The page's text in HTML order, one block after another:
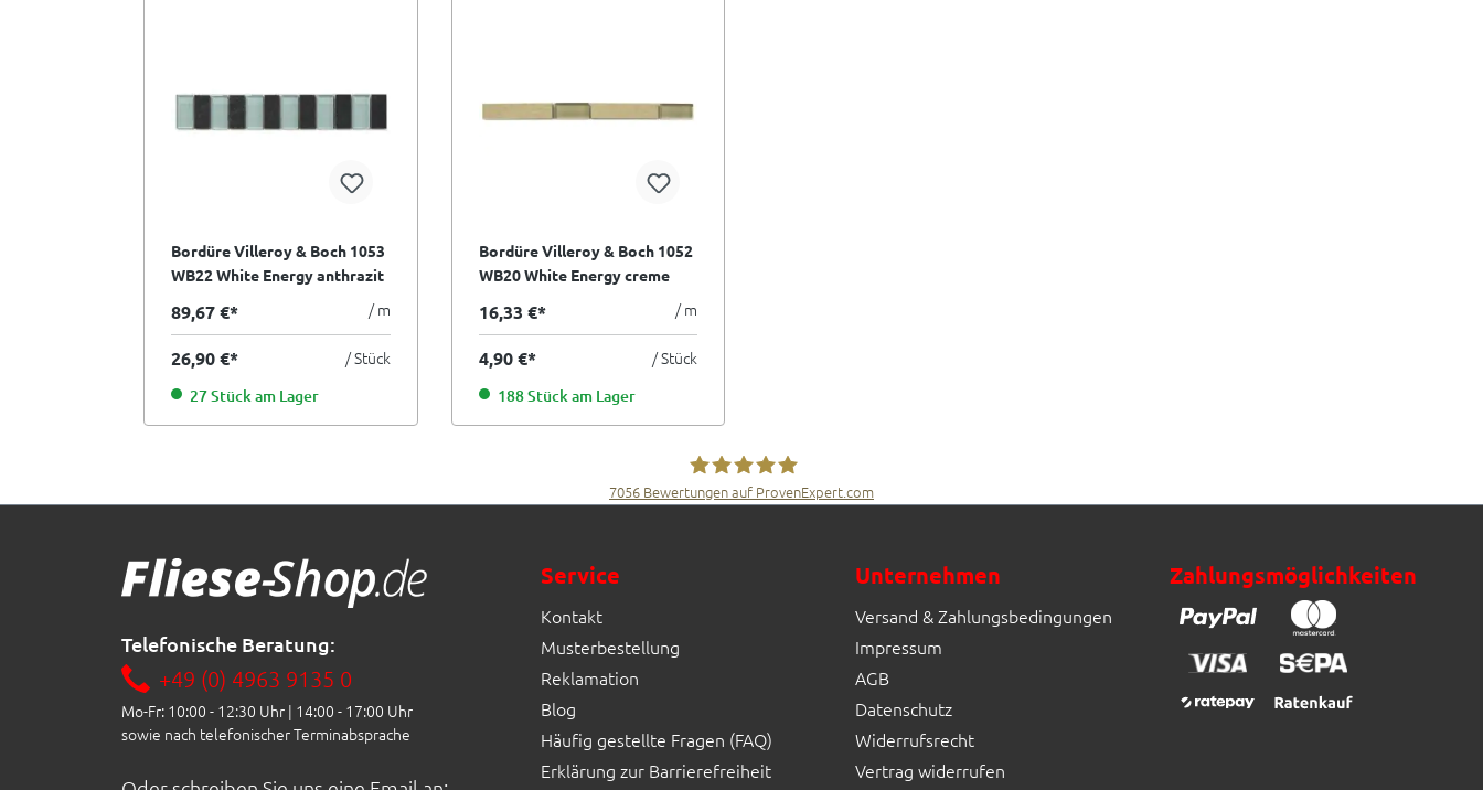
Bordüre Villeroy & Boch 1053
WB22 White Energy anthrazit
89,67 €* / m
26,90 €* / Stück
27 Stück am Lager
Bordüre Villeroy & Boch 1052
WB20 White Energy creme
16,33 €* / m
4,90 €* / Stück
188 Stück am Lager
7056 Bewertungen auf ProvenExpert.com
Telefonische Beratung:
+49 (0) 4963 9135 0
Mo-Fr: 10:00 - 12:30 Uhr | 14:00 - 17:00 Uhr
sowie nach telefonischer Terminabsprache
Service
Kontakt
Musterbestellung
Reklamation
Blog
Häufig gestellte Fragen (FAQ)
Erklärung zur Barrierefreiheit
Unternehmen
Versand & Zahlungsbedingungen
Impressum
AGB
Datenschutz
Widerrufsrecht
Vertrag widerrufen
Zahlungsmöglichkeiten